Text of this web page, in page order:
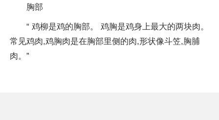
胸部
“ 鸡柳是鸡的胸部。 鸡胸是鸡身上最大的两块肉。
常见鸡肉,鸡胸肉是在胸部里侧的肉,形状像斗笠,胸脯
肉。”